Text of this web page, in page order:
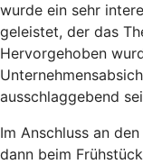
wurde ein sehr
geleistet, der das
Hervorgehoben
ausschlaggebend
Im Anschluss an
dann beim